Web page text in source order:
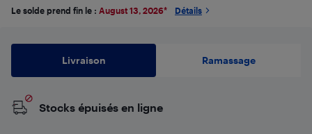
Le solde prend fin le : August 13, 2026* Détails
Livraison Ramassage
Stocks épuisés en ligne